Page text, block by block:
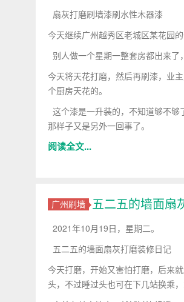
扇灰打磨刷墙漆刷水性木器漆
今天继续广州越秀区老城区某花园
别人做一个星期一整套房都出来了
今天将天花打磨，然后再刷漆，业
个厨房天花的。
这个漆是一升装的，不知道够不够
那样子又是另外一回事了。
阅读全文...
广州刷墙 五二五的墙面扇
2021年10月19日，星期二。
五二五的墙面扇灰打磨装修日记
今天打磨，开始又害怕打磨，后来
头，不过睡过头也可在下几站换乘